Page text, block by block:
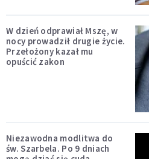
W dzień odprawiał Mszę, w
nocy prowadził drugie życie.
Przełożony kazał mu
opuścić zakon
Niezawodna modlitwa do
św. Szarbela. Po 9 dniach